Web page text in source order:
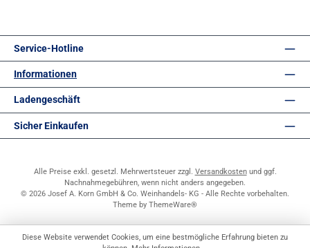
Service-Hotline
Informationen
Ladengeschäft
Sicher Einkaufen
Alle Preise exkl. gesetzl. Mehrwertsteuer zzgl. Versandkostenund ggf.
Nachnahmegebühren, wenn nicht anders angegeben.
© 2026 Josef A. Korn GmbH & Co. Weinhandels- KG - Alle Rechte vorbehalten.
Theme by ThemeWare®
Diese Website verwendet Cookies, um eine bestmögliche Erfahrung bieten zu